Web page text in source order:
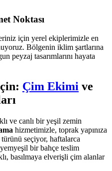
Noktası
için yerel ekiplerimizle en
Bölgenin iklim şartlarına
peyzaj tasarımlarını hayata
Çim Ekimi ve
ve canlı bir yeşil zemin
hizmetimizle, toprak yapınıza
seçiyor, haftalarca
bir bahçe teslim
basılmaya elverişli çim alanlar